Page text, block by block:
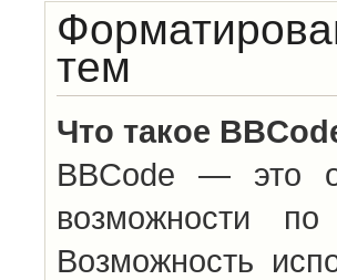
тем
Что такое
BBCode — это
возможности
Возможность